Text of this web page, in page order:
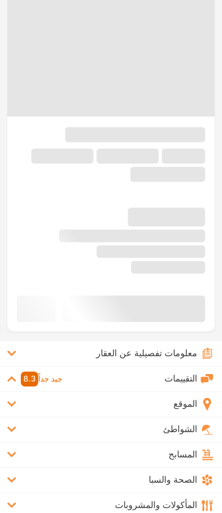
معلومات تفصيلية عن العقار
التقييمات جيد جداً 8.3
الموقع
الشواطئ
المسابح
الصحة والسبا
المأكولات والمشروبات